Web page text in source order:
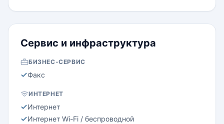
Сервис и инфраструктура
БИЗНЕС-СЕРВИС
Факс
ИНТЕРНЕТ
Интернет
Интернет Wi-Fi / беспроводной